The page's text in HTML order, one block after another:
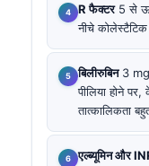
R फैक्टर5 से
नीचे
बिलीरुबिन3
पीलिया होने
तात्कालिकता
एल्ब्यूमिन और